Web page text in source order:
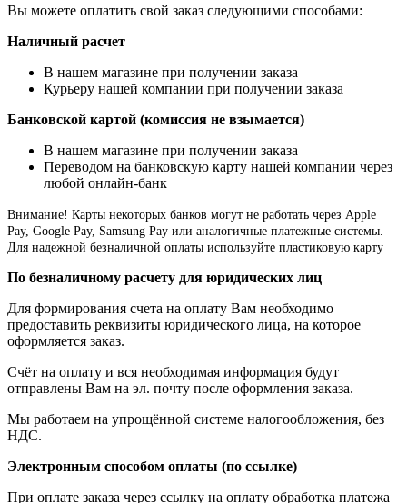
Вы можете оплатить свой заказ следующими способами:
Наличный расчет
В нашем магазине при получении заказа
Курьеру нашей компании при получении заказа
Банковской картой (комиссия не взымается)
В нашем магазине при получении заказа
Переводом на банковскую карту нашей компании через
любой онлайн-банк
Внимание! Карты некоторых банков могут не работать через Apple
Pay, Google Pay, Samsung Pay или аналогичные платежные системы.
Для надежной безналичной оплаты используйте пластиковую карту
По безналичному расчету для юридических лиц
Для формирования счета на оплату Вам необходимо
предоставить реквизиты юридического лица, на которое
оформляется заказ.
Счёт на оплату и вся необходимая информация будут
отправлены Вам на эл. почту после оформления заказа.
Мы работаем на упрощённой системе налогообложения, без
НДС.
Электронным способом оплаты (по ссылке)
При оплате заказа через ссылку на оплату обработка платежа